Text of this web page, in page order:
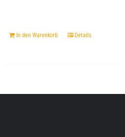
In den Warenkorb Details